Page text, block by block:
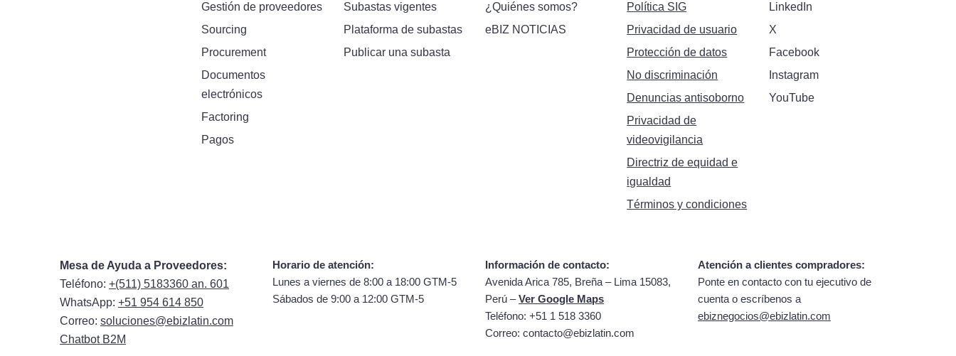
Gestión de proveedores
Sourcing
Procurement
Documentos
electrónicos
Factoring
Pagos
Subastas vigentes
Plataforma de subastas
Publicar una subasta
¿Quiénes somos?
eBIZ NOTICIAS
Política SIG
Privacidad de usuario
Protección de datos
No discriminación
Denuncias antisoborno
Privacidad de
videovigilancia
Directriz de equidad e
igualdad
Términos y condiciones
LinkedIn
X
Facebook
Instagram
YouTube
Mesa de Ayuda a Proveedores:
Teléfono: +(511) 5183360 an. 601
WhatsApp: +51 954 614 850
Correo: soluciones@ebizlatin.com
Chatbot B2M
Horario de atención:
Lunes a viernes de 8:00 a 18:00 GTM-5
Sábados de 9:00 a 12:00 GTM-5
Información de contacto:
Avenida Arica 785, Breña – Lima 15083,
Perú –Ver Google Maps
Teléfono: +51 1 518 3360
Correo: contacto@ebizlatin.com
Atención a clientes compradores:
Ponte en contacto con tu ejecutivo de
cuenta o escríbenos a
ebiznegocios@ebizlatin.com